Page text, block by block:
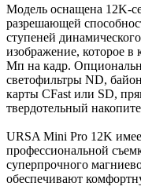
Модель оснащена 12K-
разрешающей
ступеней
изображение, которое в
Мп на кадр.
светофильтры ND,
карты CFast или SD,
твердотельный
URSA Mini Pro 12K
профессиональной
суперпрочного
обеспечивают